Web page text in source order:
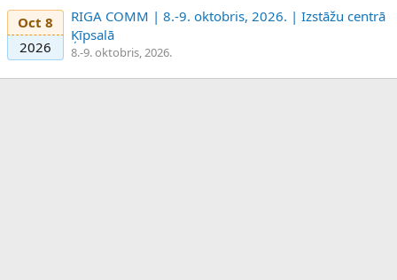
Oct 8
2026
RIGA COMM | 8.-9. oktobris, 2026. | Izstāžu centrā
Ķīpsalā
8.-9. oktobris, 2026.